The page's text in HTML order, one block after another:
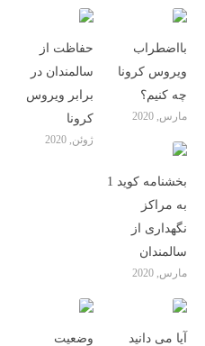
حفاظت از
سالمندان در
برابر ویروس
کرونا
ژوئن, 2020
بااﺿﻄﺮاب
وﯾﺮوس کرونا
ﭼﻪ ﮐﻨﯿﻢ؟
مارس, 2020
بخشنامه کوید 1
به مراکز
نگهداری از
سالمندان
مارس, 2020
وضعیت
آیا می دانید